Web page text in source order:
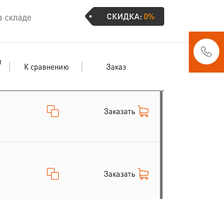
складе СКИДКА:0%
К сравнению Заказ
Заказать
Заказать